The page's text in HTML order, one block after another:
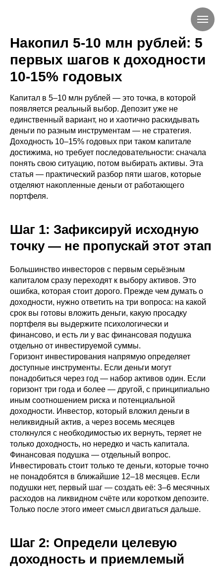
Накопил 5-10 млн рублей: 5
первых шагов к доходности
10-15% годовых
Капитал в 5–10 млн рублей — это точка, в которой
появляется реальный выбор. Депозит уже не
единственный вариант, но и хаотично раскидывать
деньги по разным инструментам — не стратегия.
Доходность 10–15% годовых при таком капитале
достижима, но требует последовательности: сначала
понять свою ситуацию, потом выбирать активы. Эта
статья — практический разбор пяти шагов, которые
отделяют накопленные деньги от работающего
портфеля.
Шаг 1: Зафиксируй исходную
точку — не пропускай этот этап
Большинство инвесторов с первым серьёзным
капиталом сразу переходят к выбору активов. Это
ошибка, которая стоит дорого. Прежде чем думать о
доходности, нужно ответить на три вопроса: на какой
срок вы готовы вложить деньги, какую просадку
портфеля вы выдержите психологически и
финансово, и есть ли у вас финансовая подушка
отдельно от инвестируемой суммы.
Горизонт инвестирования напрямую определяет
доступные инструменты. Если деньги могут
понадобиться через год — набор активов один. Если
горизонт три года и более — другой, с принципиально
иным соотношением риска и потенциальной
доходности. Инвестор, который вложил деньги в
неликвидный актив, а через восемь месяцев
столкнулся с необходимостью их вернуть, теряет не
только доходность, но нередко и часть капитала.
Финансовая подушка — отдельный вопрос.
Инвестировать стоит только те деньги, которые точно
не понадобятся в ближайшие 12–18 месяцев. Если
подушки нет, первый шаг — создать её: 3–6 месячных
расходов на ликвидном счёте или коротком депозите.
Только после этого имеет смысл двигаться дальше.
Шаг 2: Определи целевую
доходность и приемлемый